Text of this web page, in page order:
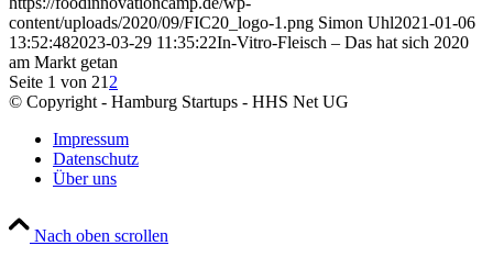
content/uploads/2020/09/FIC20_logo-1.png Simon Uhl2021-01-06
13:52:482023-03-29 11:35:22In-Vitro-Fleisch – Das hat sich 2020
am Markt getan
Seite 1 von 21 2
© Copyright - Hamburg Startups - HHS Net UG
Impressum
Datenschutz
Über uns
Nach oben scrollen